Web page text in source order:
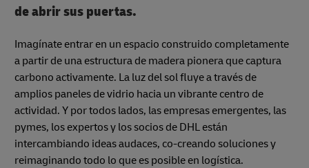
de abrir sus puertas.
Imagínate entrar en un espacio construido completamente
a partir de una estructura de madera pionera que captura
carbono activamente. La luz del sol fluye a través de
amplios paneles de vidrio hacia un vibrante centro de
actividad. Y por todos lados, las empresas emergentes, las
pymes, los expertos y los socios de DHL están
intercambiando ideas audaces, co-creando soluciones y
reimaginando todo lo que es posible en logística.